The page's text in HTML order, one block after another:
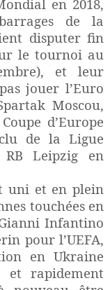
en 2018,
de la
disputer fin
le tournoi au
et leur
jouer l’Euro
Moscou,
d’Europe
de la Ligue
Leipzig en
uni et en plein
touchées en
Infantino
pour l’UEFA,
en Ukraine
et rapidement